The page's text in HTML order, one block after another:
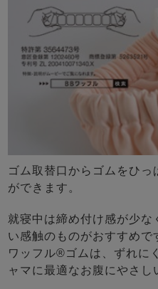
ゴム取替口からゴムをひ
ができます。
就寝中は締め付け感が少な
い感触のものがおすすめ
ワッフル®ゴムは、ずれに
ャマに最適なお腹にやさし